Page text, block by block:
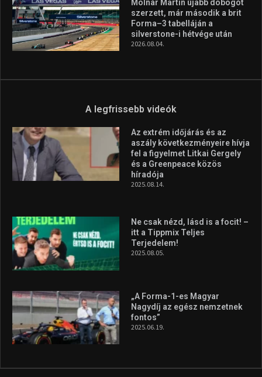
Molnár Martin újabb dobogót
szerzett, már második a brit
Forma–3 tabelláján a
silverstone-i hétvége után
2026.08.04.
A legfrissebb videók
Az extrém időjárás és az
aszály következményeire hívja
fel a figyelmet Litkai Gergely
és a Greenpeace közös
híradója
2025.08.14.
Ne csak nézd, lásd is a focit! –
itt a Tippmix Teljes
Terjedelem!
2025.08.05.
„A Forma-1-es Magyar
Nagydíj az egész nemzetnek
fontos”
2025.06.19.